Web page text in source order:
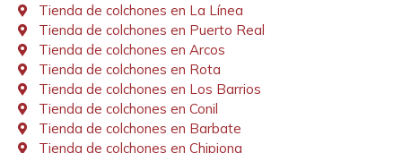
Tienda de colchones en La Línea
Tienda de colchones en Puerto Real
Tienda de colchones en Arcos
Tienda de colchones en Rota
Tienda de colchones en Los Barrios
Tienda de colchones en Conil
Tienda de colchones en Barbate
Tienda de colchones en Chipiona